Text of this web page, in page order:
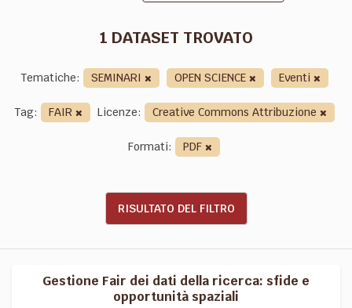
1 DATASET TROVATO
Tematiche: SEMINARI OPEN SCIENCE
Eventi
Tag:
FAIR Licenze:
Creative Commons Attribuzione
Formati:
PDF
RISULTATO DEL FILTRO
Gestione Fair dei dati della ricerca: sfide e
opportunità spaziali